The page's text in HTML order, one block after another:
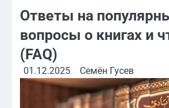
Ответы на
вопросы о книгах и
(FAQ)
01.12.2025 Семён Гусев